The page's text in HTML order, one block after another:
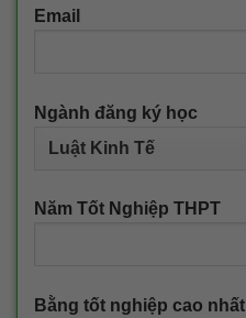
Email
Ngành đăng ký học
Năm Tốt Nghiệp THPT
Bằng tốt nghiệp cao nhất